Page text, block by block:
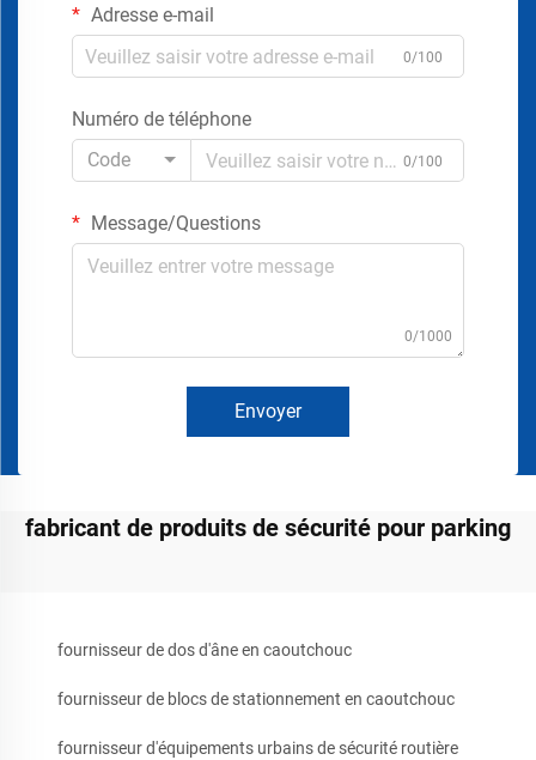
Adresse e-mail
0/100
Numéro de téléphone
Code
0/100
Message/Questions
0/1000
Envoyer
fabricant de produits de sécurité pour parking
fournisseur de dos d'âne en caoutchouc
fournisseur de blocs de stationnement en caoutchouc
fournisseur d'équipements urbains de sécurité routière